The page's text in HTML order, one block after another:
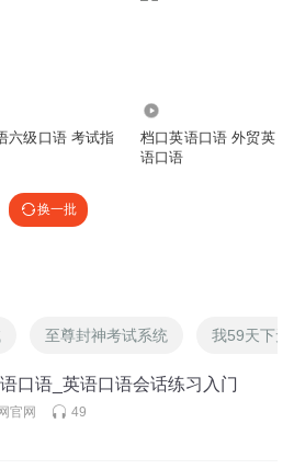
六级口语 考试指
档口英语口语 外贸英
语口语
换一批
至尊封神考试系统 我59天下无
口语_英语口语会话练习入门
官网 49